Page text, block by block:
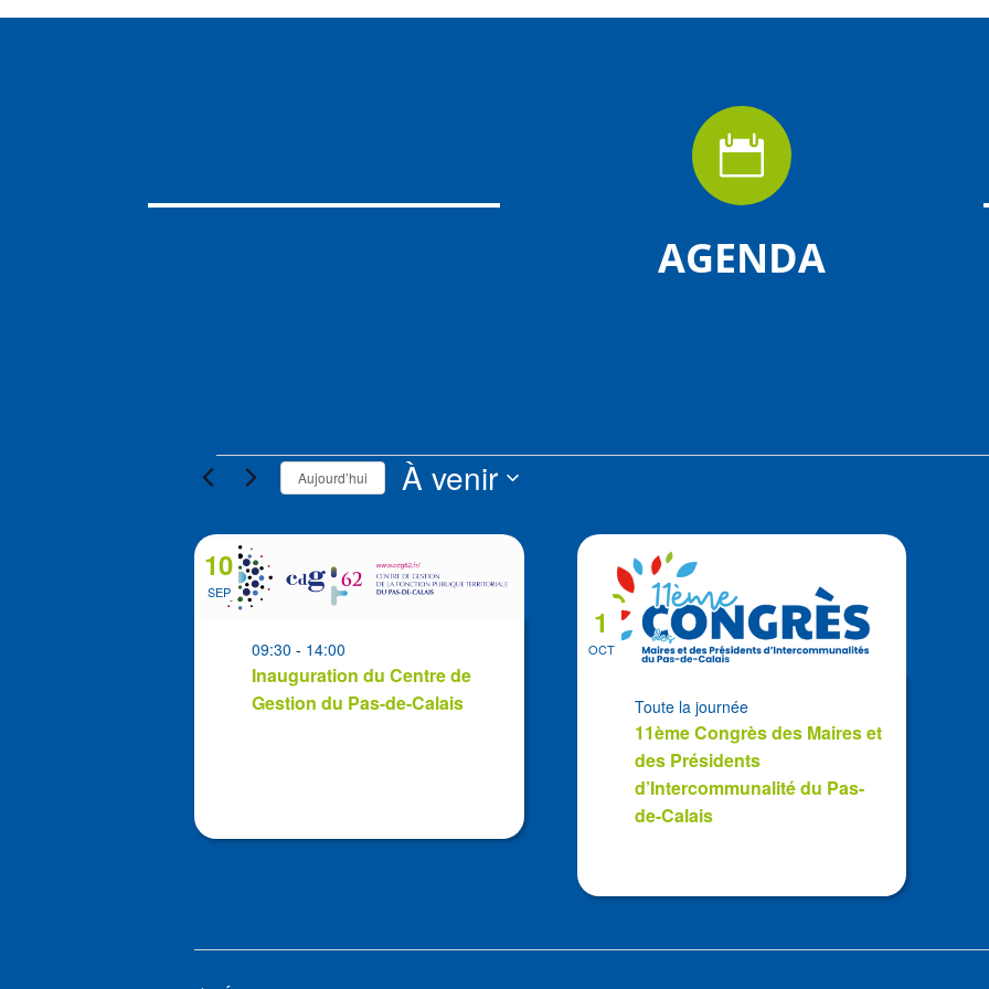

AGENDA
Évènements
Aujourd’hui À venir
la
date
List
of
events
Photo
View
SEP
10
Inauguration du Centre de
Gestion du Pas-de-Calais
09:30- 14:00 OCT
1
11ème Congrès des Maires et
des Présidents
d’Intercommunalité du Pas-
de-Calais
Toute la journée